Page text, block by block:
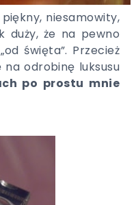
niesamowity,
duży, że na pewno
święta”. Przecież
na odrobinę luksusu
po prostu mnie